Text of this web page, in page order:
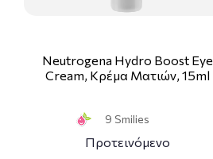
Neutrogena Hydro Boost Eye
Cream, Κρέμα Ματιών, 15ml
9 Smilies
Προτεινόμενο